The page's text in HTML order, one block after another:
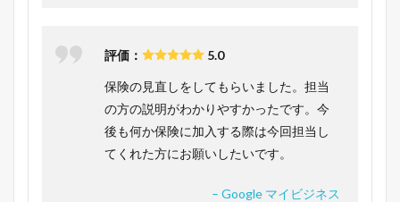
評価： 5.0
保険の見直しをしてもらいました。担当
の方の説明がわかりやすかったです。今
後も何か保険に加入する際は今回担当し
てくれた方にお願いしたいです。
– Google マイビジネス